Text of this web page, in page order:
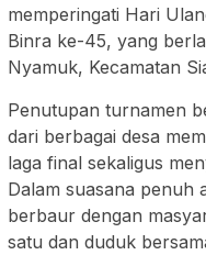
memperingati Hari
Binra ke-45, yang
Nyamuk, Kecamatan
Penutupan turnamen
dari berbagai desa
laga final sekaligus
Dalam suasana penuh
berbaur dengan
satu dan duduk